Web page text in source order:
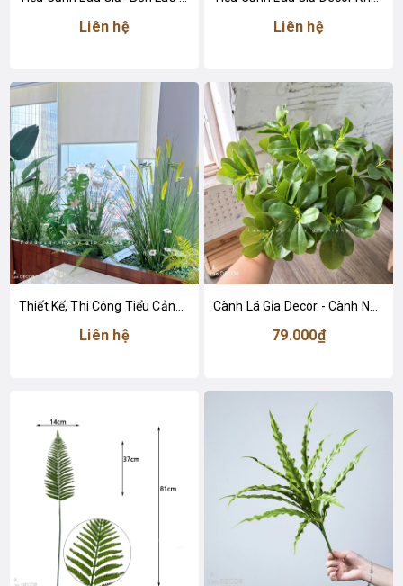
Liên hệ Liên hệ
Liên hệ 79.000₫